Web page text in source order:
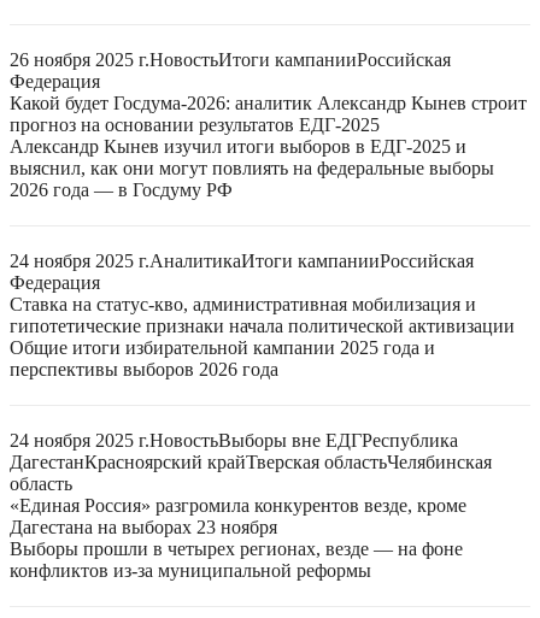
26 ноября 2025 г.НовостьИтоги кампанииРоссийская
Федерация
Какой будет Госдума-2026: аналитик Александр Кынев строит
прогноз на основании результатов ЕДГ-2025
Александр Кынев изучил итоги выборов в ЕДГ-2025 и
выяснил, как они могут повлиять на федеральные выборы
2026 года — в Госдуму РФ
24 ноября 2025 г.АналитикаИтоги кампанииРоссийская
Федерация
Ставка на статус-кво, административная мобилизация и
гипотетические признаки начала политической активизации
Общие итоги избирательной кампании 2025 года и
перспективы выборов 2026 года
24 ноября 2025 г.НовостьВыборы вне ЕДГРеспублика
ДагестанКрасноярский крайТверская областьЧелябинская
область
«Единая Россия» разгромила конкурентов везде, кроме
Дагестана на выборах 23 ноября
Выборы прошли в четырех регионах, везде — на фоне
конфликтов из-за муниципальной реформы